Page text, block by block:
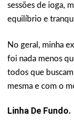
sessões de ioga,
equilíbrio e
No geral, minha
foi nada menos
todos que
mesma e com o
Linha De Fundo.